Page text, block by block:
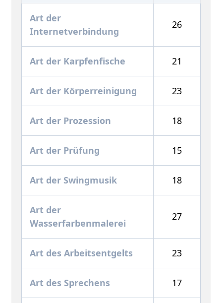
Art der
Internetverbindung
26
Art der Karpfenfische 21
Art der Körperreinigung 23
Art der Prozession 18
Art der Prüfung 15
Art der Swingmusik 18
Art der
Wasserfarbenmalerei
27
Art des Arbeitsentgelts 23
Art des Sprechens 17